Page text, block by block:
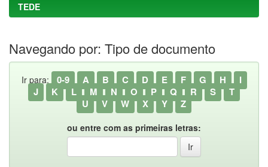
TEDE
Navegando por: Tipo de documento
Ir para: 0-9 A B C D E F G H
I
J
K L M N O P Q R S
T
U
V W X Y Z
ou entre com as primeiras letras: